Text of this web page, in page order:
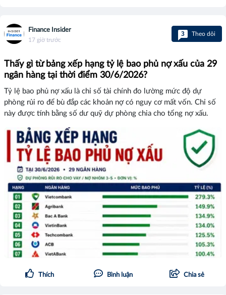
Finance Insider
17 giờ trước
3 Theo dõi
Thấy gì từ bảng xếp hạng tỷ lệ bao phủ nợ xấu của 29
ngân hàng tại thời điểm 30/6/2026?
Tỷ lệ bao phủ nợ xấu là chỉ số tài chính đo lường mức độ dự
phòng rủi ro để bù đắp các khoản nợ có nguy cơ mất vốn. Chỉ số
này được tính bằng số dư quỹ dự phòng chia cho tổng nợ xấu.
Thích Bình luận Chia sẻ